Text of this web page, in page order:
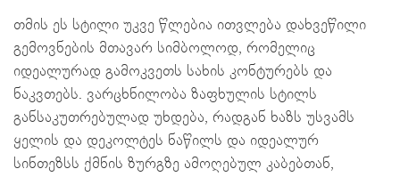
თმის ეს სტილი უკვე წლებია ითვლება დახვეწილი
გემოვნების მთავარ სიმბოლოდ, რომელიც
იდეალურად გამოკვეთს სახის კონტურებს და
ნაკვთებს. ვარცხნილობა ზაფხულის სტილს
განსაკუთრებულად უხდება, რადგან ხაზს უსვამს
ყელის და დეკოლტეს ნაწილს და იდეალურ
სინთეზსს ქმნის ზურგზე ამოღებულ კაბებთან,